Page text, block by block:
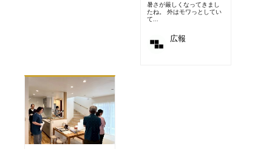
暑さが厳しくなってきまし
たね。 外はモワっとしてい
て...
広報